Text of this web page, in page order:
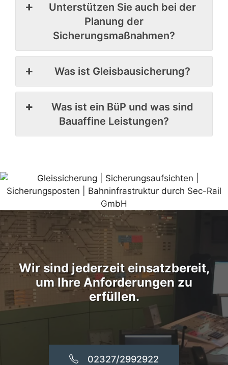
Unterstützen Sie auch bei der
Planung der
Sicherungsmaßnahmen?
Was ist Gleisbausicherung?
Was ist ein BüP und was sind
Bauaffine Leistungen?
Wir sind jederzeit einsatzbereit,
um Ihre Anforderungen zu
erfüllen.
02327/2992922